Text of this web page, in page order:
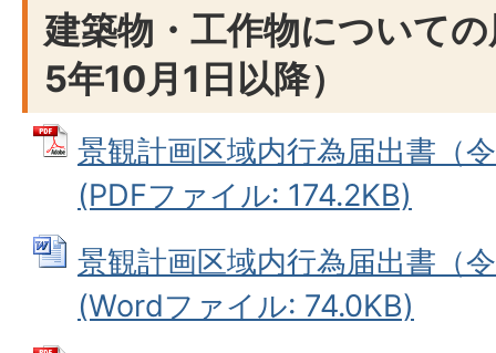
建築物・工作物について
5年10月1日以降）
景観計画区域内行為届出書（
(PDFファイル: 174.2KB)
景観計画区域内行為届出書（
(Wordファイル: 74.0KB)